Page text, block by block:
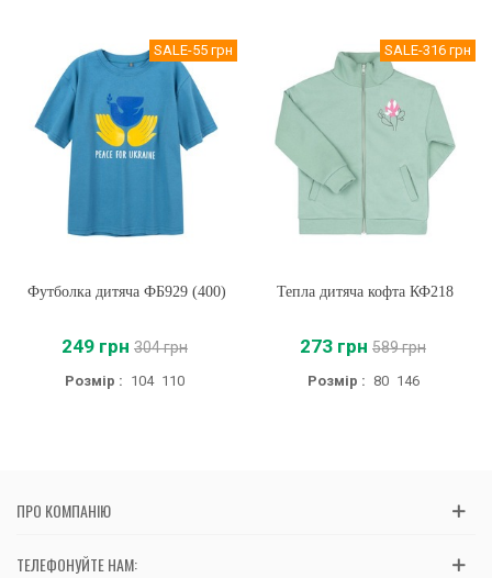
SALE-55 грн
Футболка дитяча ФБ929 (400)
249 грн 304 грн
Розмір : 104 110
SALE-316 грн
Тепла дитяча кофта КФ218
273 грн 589 грн
Розмір : 80 146
ПРО КОМПАНІЮ
ТЕЛЕФОНУЙТЕ НАМ: